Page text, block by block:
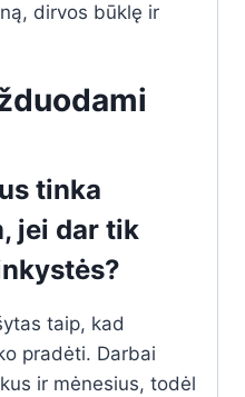
dirvos būklę ir
tinka
jei dar tik
taip, kad
pradėti. Darbai
ir mėnesius, todėl